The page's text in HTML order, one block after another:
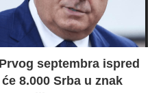
septembra ispred
8.000 Srba u znak